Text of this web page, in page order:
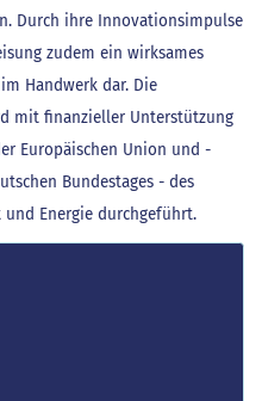
Durch ihre Innovationsimpulse
zudem ein wirksames
Handwerk dar. Die
mit finanzieller Unterstützung
Europäischen Union und -
Bundestages - des
Energie durchgeführt.